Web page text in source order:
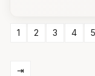
1 2 3 4 5
⇥